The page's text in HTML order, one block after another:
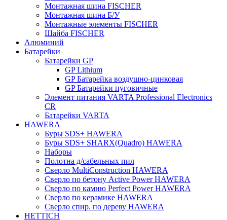
Монтажная шина FISCHER
Монтажная шина Б/У
Монтажные элементы FISCHER
Шайба FISCHER
Алюминий
Батарейки
Батарейки GP
GP Lithium
GP Батарейка воздушно-цинковая
GP Батарейки пуговичные
Элемент питания VARTA Professional Electronics
CR
Батарейки VARTA
HAWERA
Буры SDS+ HAWERA
Буры SDS+ SHARX(Quadro) HAWERA
Наборы
Полотна д/сабельных пил
Сверло MultiConstruction HAWERA
Сверло по бетону Active Power HAWERA
Сверло по камню Perfect Power HAWERA
Сверло по керамике HAWERA
Сверло спир. по дереву HAWERA
HETTICH